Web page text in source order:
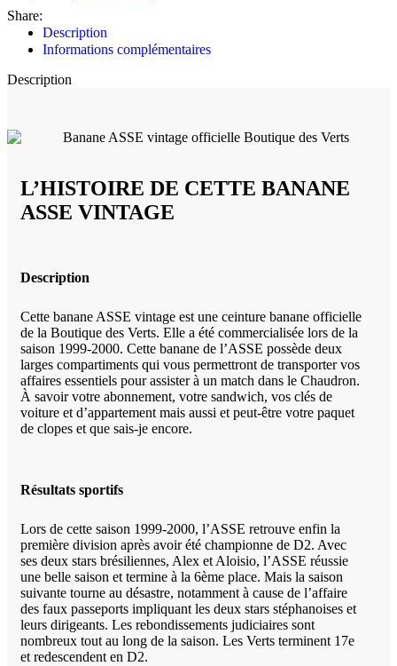
Share:
Description
Informations complémentaires
Description
L’HISTOIRE DE CETTE BANANE
ASSE VINTAGE
Description
Cette banane ASSE vintage est une ceinture banane officielle
de la Boutique des Verts. Elle a été commercialisée lors de la
saison 1999-2000. Cette banane de l’ASSE possède deux
larges compartiments qui vous permettront de transporter vos
affaires essentiels pour assister à un match dans le Chaudron.
À savoir votre abonnement, votre sandwich, vos clés de
voiture et d’appartement mais aussi et peut-être votre paquet
de clopes et que sais-je encore.
Résultats sportifs
Lors de cette saison 1999-2000, l’ASSE retrouve enfin la
première division après avoir été championne de D2. Avec
ses deux stars brésiliennes, Alex et Aloisio, l’ASSE réussie
une belle saison et termine à la 6ème place. Mais la saison
suivante tourne au désastre, notamment à cause de l’affaire
des faux passeports impliquant les deux stars stéphanoises et
leurs dirigeants. Les rebondissements judiciaires sont
nombreux tout au long de la saison. Les Verts terminent 17e
et redescendent en D2.